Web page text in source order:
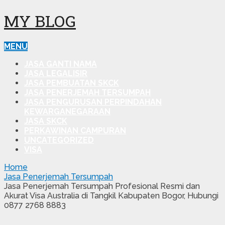
MY BLOG
MENU
Home
Jasa Penerjemah Tersumpah
Jasa Penerjemah Tersumpah Profesional Resmi dan
Akurat Visa Australia di Tangkil Kabupaten Bogor, Hubungi
0877 2768 8883